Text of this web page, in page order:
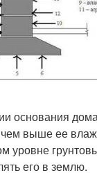
основания
выше ее
уровне
его в землю.